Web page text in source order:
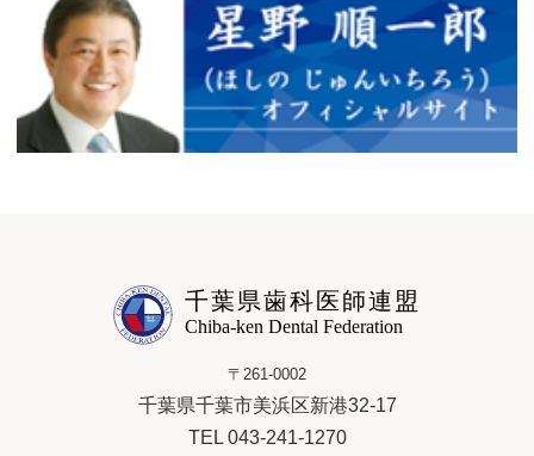
千葉県歯科医師連盟
Chiba-ken Dental Federation
〒261-0002
千葉県千葉市美浜区新港32-17
TEL 043-241-1270